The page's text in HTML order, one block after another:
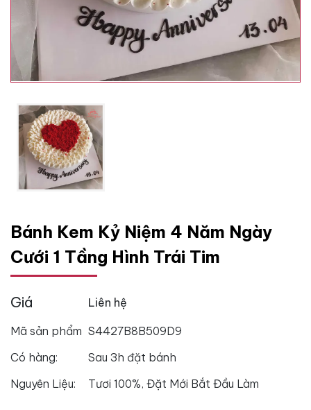
Bánh Kem Kỷ Niệm 4 Năm Ngày
Cưới 1 Tầng Hình Trái Tim
Giá Liên hệ
Mã sản phẩm S4427B8B509D9
Có hàng:
Sau 3h đặt bánh
Nguyên Liệu:
Tươi 100%, Đặt Mới Bắt Đầu Làm